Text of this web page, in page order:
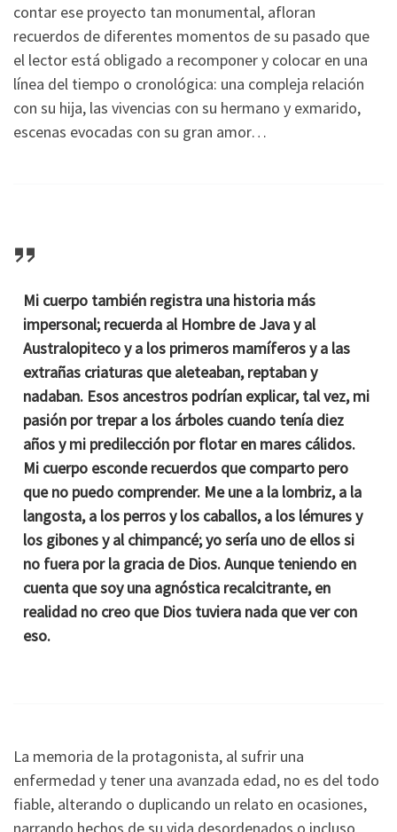
contar ese proyecto tan monumental, afloran
recuerdos de diferentes momentos de su pasado que
el lector está obligado a recomponer y colocar en una
línea del tiempo o cronológica: una compleja relación
con su hija, las vivencias con su hermano y exmarido,
escenas evocadas con su gran amor…
Mi cuerpo también registra una historia más
impersonal; recuerda al Hombre de Java y al
Australopiteco y a los primeros mamíferos y a las
extrañas criaturas que aleteaban, reptaban y
nadaban. Esos ancestros podrían explicar, tal vez, mi
pasión por trepar a los árboles cuando tenía diez
años y mi predilección por flotar en mares cálidos.
Mi cuerpo esconde recuerdos que comparto pero
que no puedo comprender. Me une a la lombriz, a la
langosta, a los perros y los caballos, a los lémures y
los gibones y al chimpancé; yo sería uno de ellos si
no fuera por la gracia de Dios. Aunque teniendo en
cuenta que soy una agnóstica recalcitrante, en
realidad no creo que Dios tuviera nada que ver con
eso.
La memoria de la protagonista, al sufrir una
enfermedad y tener una avanzada edad, no es del todo
fiable, alterando o duplicando un relato en ocasiones,
narrando hechos de su vida desordenados o incluso